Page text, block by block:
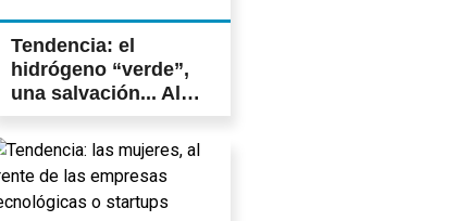
Tendencia: el
hidrógeno “verde”,
una salvación... Al
menos para África